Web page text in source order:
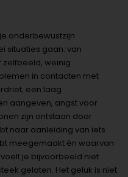
onderbewustzijn
situaties gaan: van
zelfbeeld, weinig
in contacten met
een laag
aangeven, angst voor
zijn ontstaan door
naar aanleiding van iets
meegemaakt én waarvan
je bijvoorbeeld niet
gelaten. Het geluk is niet